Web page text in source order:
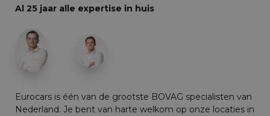
Al 25 jaar alle expertise in huis
Eurocars is één van de grootste BOVAG specialisten van
Nederland. Je bent van harte welkom op onze locaties in